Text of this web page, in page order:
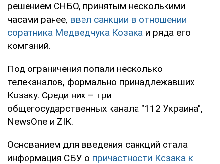
решением СНБО, принятым несколькими
часами ранее, ввел санкции в отношении
соратника Медведчука Козака и ряда его
компаний.
Под ограничения попали несколько
телеканалов, формально принадлежавших
Козаку. Среди них – три
общегосударственных канала "112 Украина",
NewsOne и ZIK.
Основанием для введения санкций стала
информация СБУ о причастности Козака к